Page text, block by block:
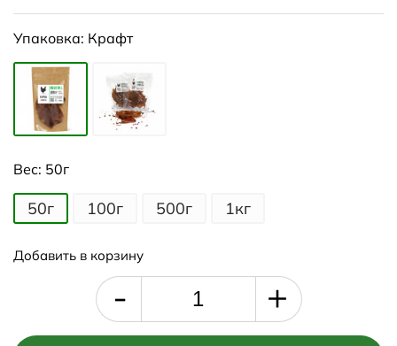
Упаковка: Крафт
Вес: 50г
50г 100г 500г 1кг
Добавить в корзину
- +